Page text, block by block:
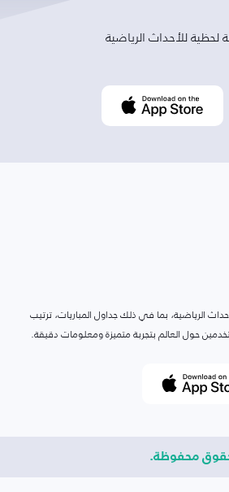
لحظية للأحداث الرياضية
الرياضية، بما في ذلك جداول المباريات، ترتيب
حول العالم بتجربة متميزة ومعلومات دقيقة.